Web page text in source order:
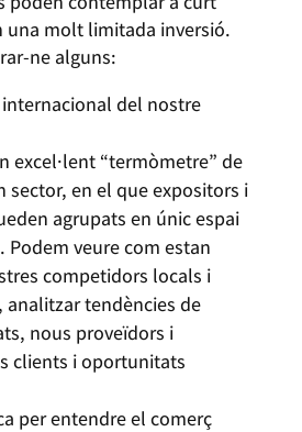
una molt limitada inversió.
ne alguns:
del nostre
excel·lent “termòmetre” de
sector, en el que expositors i
agrupats en únic espai
Podem veure com estan
competidors locals i
tendències de
nous proveïdors i
clients i oportunitats
per entendre el comerç